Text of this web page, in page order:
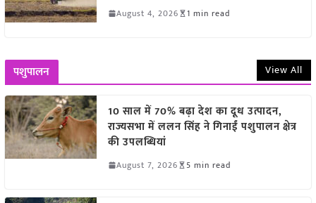
August 4, 2026 1 min read
पशुपालन View All
10 साल में 70% बढ़ा देश का दूध उत्पादन,
राज्यसभा में ललन सिंह ने गिनाईं पशुपालन क्षेत्र
की उपलब्धियां
August 7, 2026 5 min read